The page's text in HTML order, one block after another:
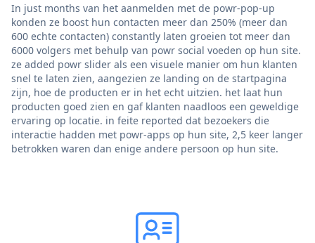
In just months van het aanmelden met de powr-pop-up
konden ze boost hun contacten meer dan 250% (meer dan
600 echte contacten) constantly laten groeien tot meer dan
6000 volgers met behulp van powr social voeden op hun site.
ze added powr slider als een visuele manier om hun klanten
snel te laten zien, aangezien ze landing on de startpagina
zijn, hoe de producten er in het echt uitzien. het laat hun
producten goed zien en gaf klanten naadloos een geweldige
ervaring op locatie. in feite reported dat bezoekers die
interactie hadden met powr-apps op hun site, 2,5 keer langer
betrokken waren dan enige andere persoon op hun site.